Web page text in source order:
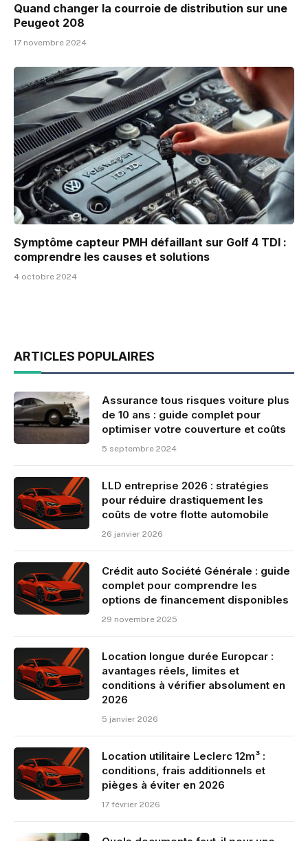
Quand changer la courroie de distribution sur une
Peugeot 208
17 novembre 2024
Symptôme capteur PMH défaillant sur Golf 4 TDI :
comprendre les causes et solutions
4 octobre 2024
ARTICLES POPULAIRES
Assurance tous risques voiture plus
de 10 ans : guide complet pour
optimiser votre couverture et coûts
5 septembre 2024
LLD entreprise 2026 : stratégies
pour réduire drastiquement les
coûts de votre flotte automobile
26 janvier 2026
Crédit auto Société Générale : guide
complet pour comprendre les
options de financement disponibles
29 novembre 2025
Location longue durée Europcar :
avantages réels, limites et
conditions à vérifier absolument en
2026
5 janvier 2026
Location utilitaire Leclerc 12m³ :
conditions, frais additionnels et
pièges à éviter en 2026
17 février 2026